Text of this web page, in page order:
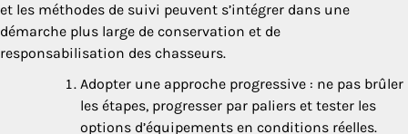
et les méthodes de suivi peuvent s’intégrer dans une
démarche plus large de conservation et de
responsabilisation des chasseurs.
Adopter une approche progressive : ne pas brûler
les étapes, progresser par paliers et tester les
options d’équipements en conditions réelles.